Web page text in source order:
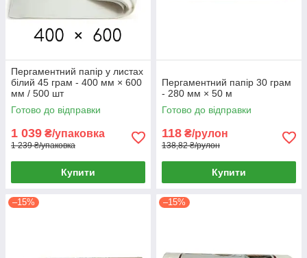
Пергаментний папір у листах
білий 45 грам - 400 мм × 600
мм / 500 шт
Готово до відправки
1 039 ₴/упаковка
1 239 ₴/упаковка
Купити
Пергаментний папір 30 грам
- 280 мм × 50 м
Готово до відправки
118 ₴/рулон
138,82 ₴/рулон
Купити
–15% –15%